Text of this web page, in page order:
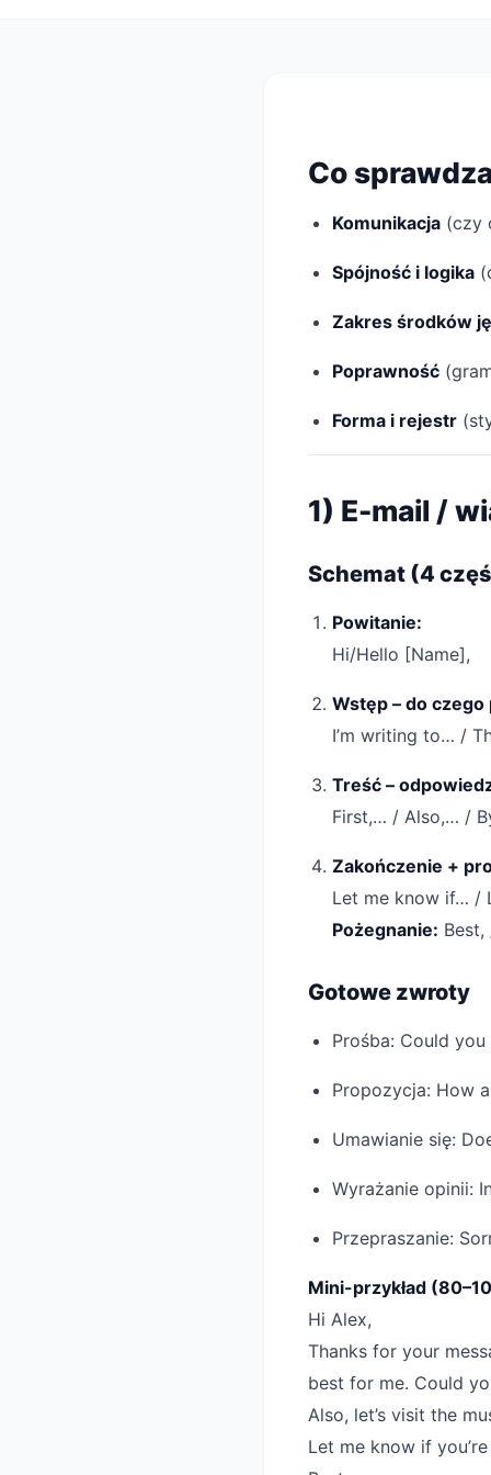
Co
Komunikacja(czy
Spójność i logika
Zakres środków
Poprawność
Forma i rejestr
1) E-mail /
Schemat (4
Powitanie:
Hi/Hello [Name],
Wstęp – do czego
I’m writing to… /
Treść –
First,… / Also,… /
Zakończenie +
Let me know if… /
Pożegnanie:
Gotowe zwroty
Prośba: Could
Propozycja: How
Umawianie się:
Wyrażanie opinii:
Przepraszanie:
Mini-przykład
Hi Alex,
Thanks for your
best for me. Could
Also, let’s visit the
Let me know if